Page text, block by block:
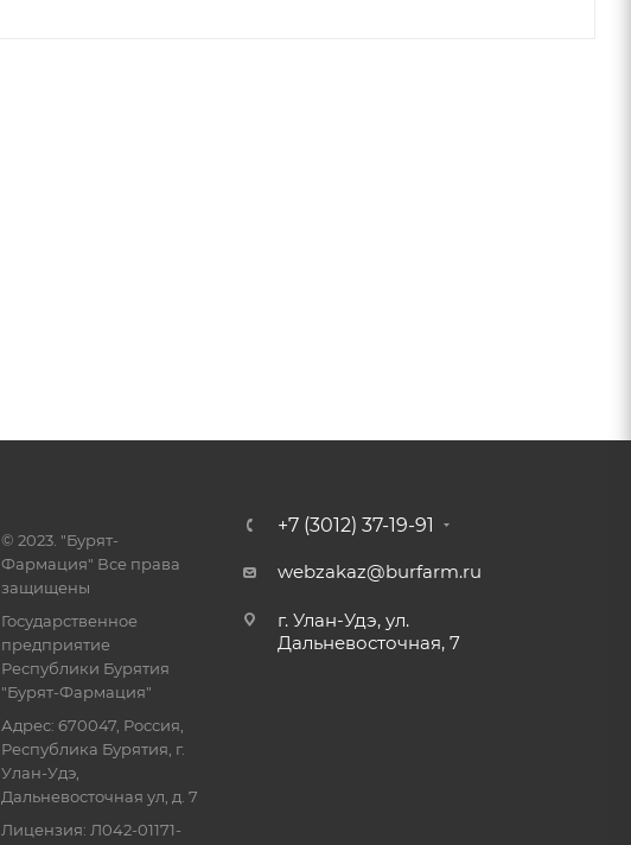
© 2023. "Бурят-
Фармация" Все права
защищены
Государственное
предприятие
Республики Бурятия
"Бурят-Фармация"
Адрес: 670047, Россия,
Республика Бурятия, г.
Улан-Удэ,
Дальневосточная ул, д. 7
Лицензия: Л042-01171-
+7 (3012) 37-19-91
webzakaz@burfarm.ru
г. Улан-Удэ, ул.
Дальневосточная, 7